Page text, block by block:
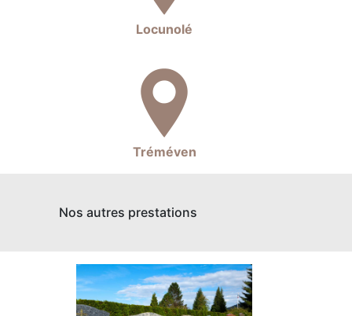
Locunolé
Tréméven
Nos autres prestations